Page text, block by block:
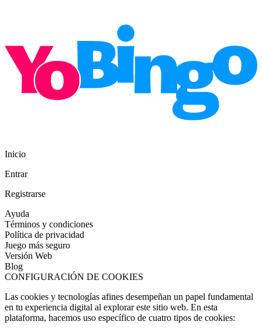
Inicio
Entrar
Registrarse
Ayuda
Términos y condiciones
Política de privacidad
Juego más seguro
Versión Web
Blog
CONFIGURACIÓN DE COOKIES
Las cookies y tecnologías afines desempeñan un papel fundamental
en tu experiencia digital al explorar este sitio web. En esta
plataforma, hacemos uso específico de cuatro tipos de cookies: